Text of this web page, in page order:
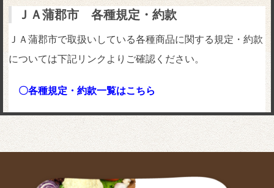
ＪＡ蒲郡市 各種規定・約款
ＪＡ蒲郡市で取扱いしている各種商品に関する規定・約款
については下記リンクよりご確認ください。
〇各種規定・約款一覧はこちら